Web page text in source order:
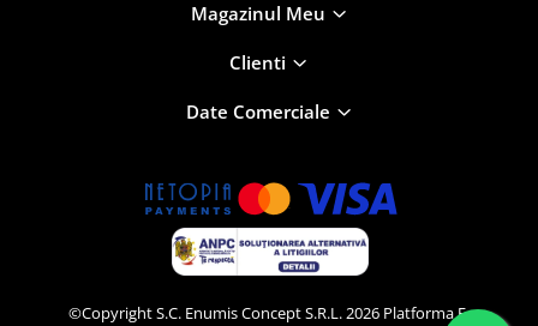
Magazinul Meu
Clienti
Date Comerciale
©Copyright S.C. Enumis Concept S.R.L. 2026 Platforma E-